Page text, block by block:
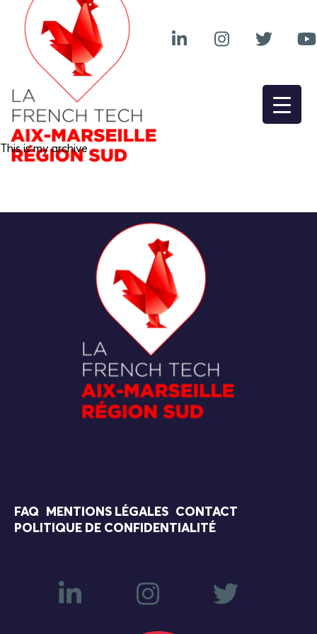
This is my archive
FAQ MENTIONS LÉGALES
CONTACT
POLITIQUE DE CONFIDENTIALITÉ